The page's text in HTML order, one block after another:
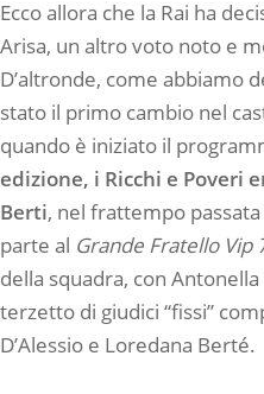
Ecco allora che la Rai ha
Arisa, un altro voto noto e
D’altronde, come abbiamo
stato il primo cambio nel
quando è iniziato il
edizione, i Ricchi e Poveri
Berti, nel frattempo
parte al Grande Fratello Vip
della squadra, con
terzetto di giudici “fissi”
D’Alessio e Loredana Berté.